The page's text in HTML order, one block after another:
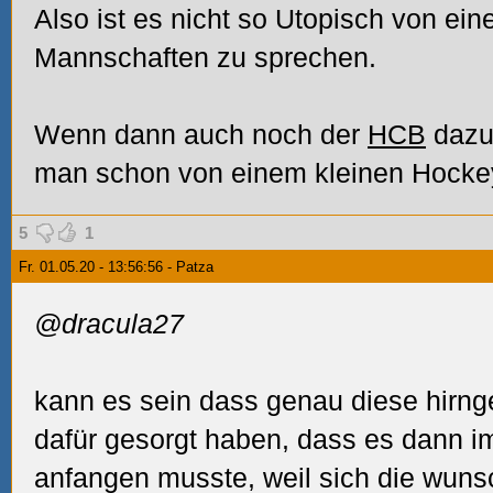
Also ist es nicht so Utopisch von
Mannschaften zu sprechen.
Wenn dann auch noch der HCB
man schon von einem kleinen
5 1
Fr. 01.05.20 - 13:56:56 - Patza
@dracula27
kann es sein dass genau diese
dafür gesorgt haben, dass es dann
anfangen musste, weil sich die